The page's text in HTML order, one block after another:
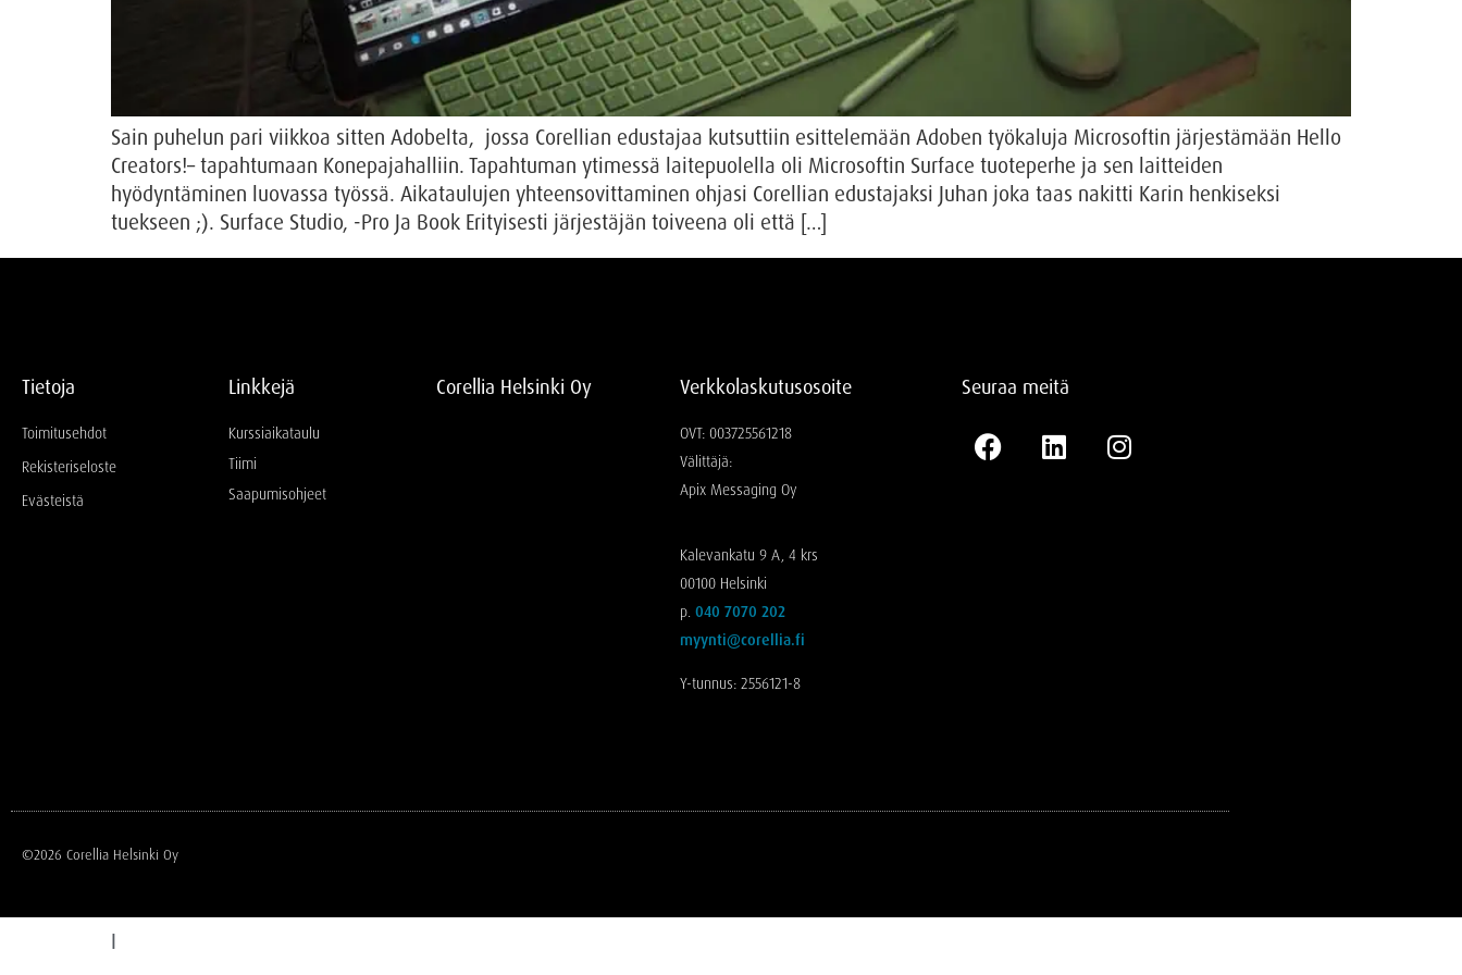
Sain puhelun pari viikkoa sitten Adobelta, jossa Corellian edustajaa kutsuttiin esittelemään Adoben työkaluja Microsoftin järjestämään Hello
Creators!– tapahtumaan Konepajahalliin. Tapahtuman ytimessä laitepuolella oli Microsoftin Surface tuoteperhe ja sen laitteiden
hyödyntäminen luovassa työssä. Aikataulujen yhteensovittaminen ohjasi Corellian edustajaksi Juhan joka taas nakitti Karin henkiseksi
tuekseen ;). Surface Studio, -Pro Ja Book Erityisesti järjestäjän toiveena oli että […]
Tietoja
Toimitusehdot
Rekisteriseloste
Evästeistä
Linkkejä
Kurssiaikataulu
Tiimi
Saapumisohjeet
Corellia Helsinki Oy Verkkolaskutusosoite
OVT: 003725561218
Välittäjä:
Apix Messaging Oy
Kalevankatu 9 A, 4 krs
00100 Helsinki
p. 040 7070 202
myynti@corellia.fi
Y-tunnus: 2556121-8
Seuraa meitä
©2026 Corellia Helsinki Oy
I